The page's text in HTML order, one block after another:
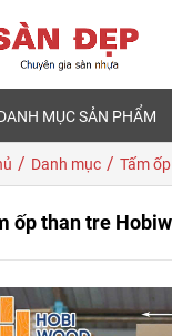
MỤC SẢN PHẨM
/ Danh mục / Tấm
ốp than tre